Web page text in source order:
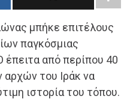
μπήκε επιτέλους
παγκόσμιας
έπειτα από περίπου 40
του Ιράκ να
ιστορία του τόπου.